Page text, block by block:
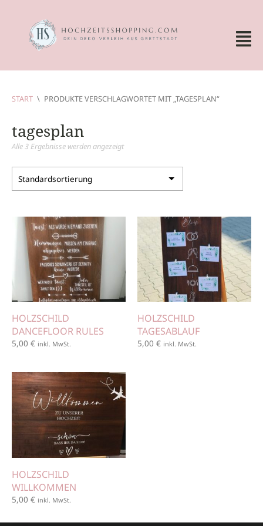
START \ PRODUKTE VERSCHLAGWORTET MIT „TAGESPLAN“
tagesplan
Alle 3 Ergebnisse werden angezeigt
HOLZSCHILD
DANCEFLOOR RULES
5,00 € inkl. MwSt.
HOLZSCHILD
TAGESABLAUF
5,00 € inkl. MwSt.
HOLZSCHILD
WILLKOMMEN
5,00 € inkl. MwSt.